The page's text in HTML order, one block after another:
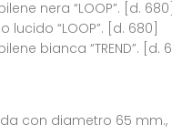
nera “LOOP”. [d. 680]
lucido “LOOP”. [d. 680]
bianca “TREND”. [d.
con diametro 65